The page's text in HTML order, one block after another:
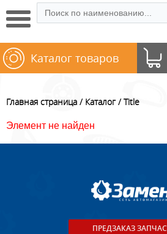
Каталог товаров
Главная страница Каталог Title
Элемент не найден
ПРЕДЗАКАЗ